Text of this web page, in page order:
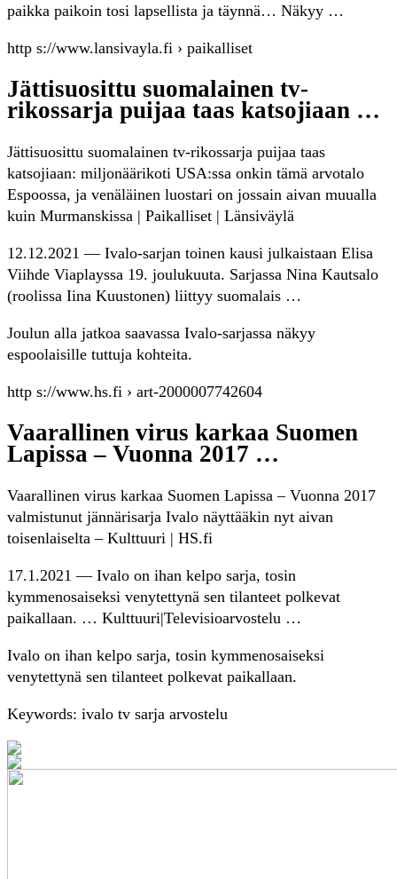
paikka paikoin tosi lapsellista ja täynnä… Näkyy …
http s://www.lansivayla.fi › paikalliset
Jättisuosittu suomalainen tv-
rikossarja puijaa taas katsojiaan …
Jättisuosittu suomalainen tv-rikossarja puijaa taas
katsojiaan: miljonäärikoti USA:ssa onkin tämä arvotalo
Espoossa, ja venäläinen luostari on jossain aivan muualla
kuin Murmanskissa | Paikalliset | Länsiväylä
12.12.2021 — Ivalo-sarjan toinen kausi julkaistaan Elisa
Viihde Viaplayssa 19. joulukuuta. Sarjassa Nina Kautsalo
(roolissa Iina Kuustonen) liittyy suomalais …
Joulun alla jatkoa saavassa Ivalo-sarjassa näkyy
espoolaisille tuttuja kohteita.
http s://www.hs.fi › art-2000007742604
Vaarallinen virus karkaa Suomen
Lapissa – Vuonna 2017 …
Vaarallinen virus karkaa Suomen Lapissa – Vuonna 2017
valmistunut jännärisarja Ivalo näyttääkin nyt aivan
toisenlaiselta – Kulttuuri | HS.fi
17.1.2021 — Ivalo on ihan kelpo sarja, tosin
kymmenosaiseksi venytettynä sen tilanteet polkevat
paikallaan. … Kulttuuri|Televisioarvostelu …
Ivalo on ihan kelpo sarja, tosin kymmenosaiseksi
venytettynä sen tilanteet polkevat paikallaan.
Keywords: ivalo tv sarja arvostelu